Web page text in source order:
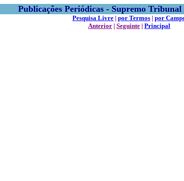
Publicações Periódicas - Supremo
Pesquisa Livre | por Termos | por
Anterior | Seguinte | Principal